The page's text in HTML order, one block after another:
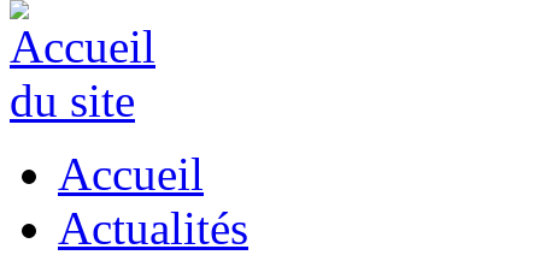
Accueil
Actualités